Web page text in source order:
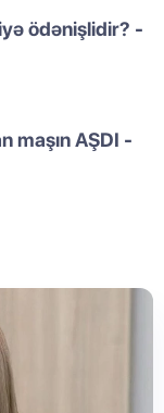
ödənişlidir? -
maşın AŞDI -